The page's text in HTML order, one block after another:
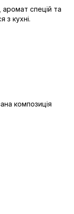
аромат спецій та
з кухні.
композиція